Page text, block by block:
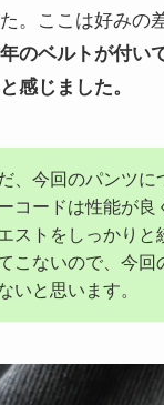
。ここは好みの
のベルトが付い
感じました。
、今回のパンツに
コードは性能が良
ストをしっかりと
こないので、今回
いと思います。